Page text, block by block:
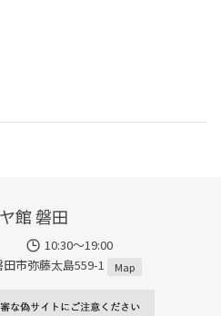
館 磐田
10:30～19:00
市弥藤太島559-1
Map